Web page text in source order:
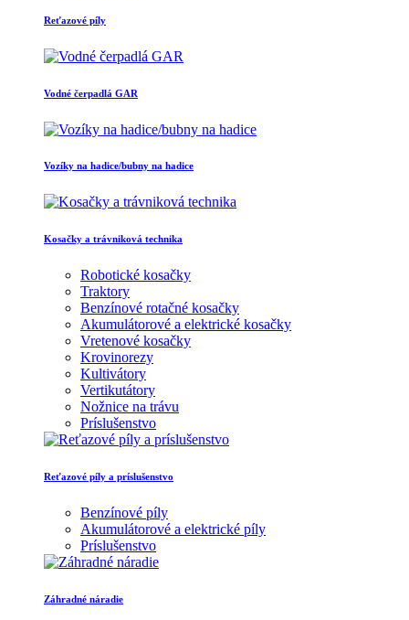
Reťazové píly
Vodné čerpadlá GAR
Vozíky na hadice/bubny na hadice
Kosačky a trávniková technika
Robotické kosačky
Traktory
Benzínové rotačné kosačky
Akumulátorové a elektrické kosačky
Vretenové kosačky
Krovinorezy
Kultivátory
Vertikutátory
Nožnice na trávu
Príslušenstvo
Reťazové píly a príslušenstvo
Benzínové píly
Akumulátorové a elektrické píly
Príslušenstvo
Záhradné náradie